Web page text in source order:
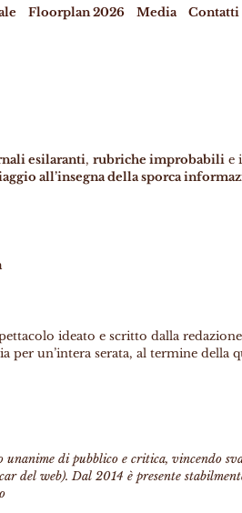
Floorplan 2026 Media Contatti
esilaranti, rubriche improbabili e
all’insegna della sporca
ideato e scritto dalla
un’intera serata, al termine della
di pubblico e critica, vincendo
del web). Dal 2014 è presente